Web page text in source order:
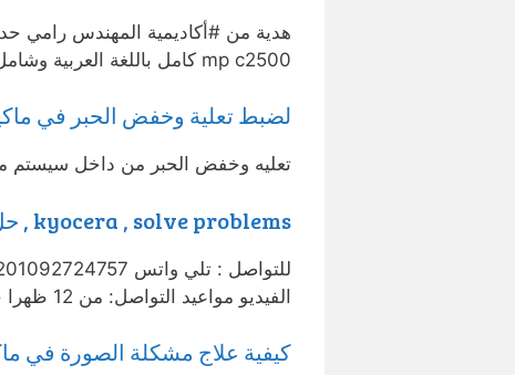
mp c2500 كامل باللغة العربية وشامل الاتي 1- فك وتركيب …
لضبط تعلية وخفض الحبر في
تعليه وخفض الحبر من داخل سيستم
kyocera , solve problems , حل مشكله البهتان في الكيوسيرا
الفيديو مواعيد التواصل: من 12 ظهرا حتي …
كيفية علاج مشكلة الصورة في